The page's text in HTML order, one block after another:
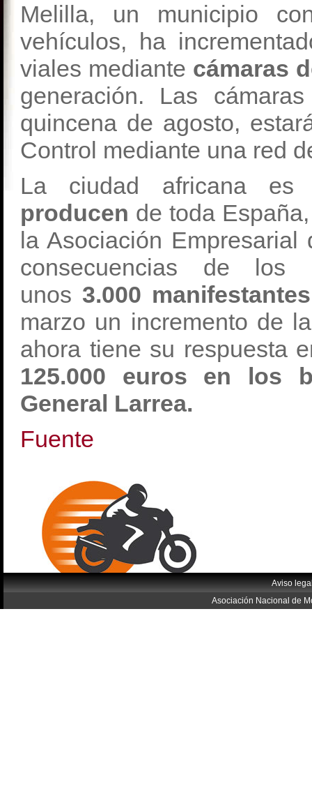
Melilla, un municipio
vehículos, ha
viales mediante cámaras
generación. Las
quincena de agosto,
Control mediante una red
La ciudad africana
producen de toda
la Asociación
consecuencias de los
unos 3.000
marzo un incremento de
ahora tiene su respuesta
125.000 euros en los
General Larrea.
Fuente
Aviso
Asociación Nacional de